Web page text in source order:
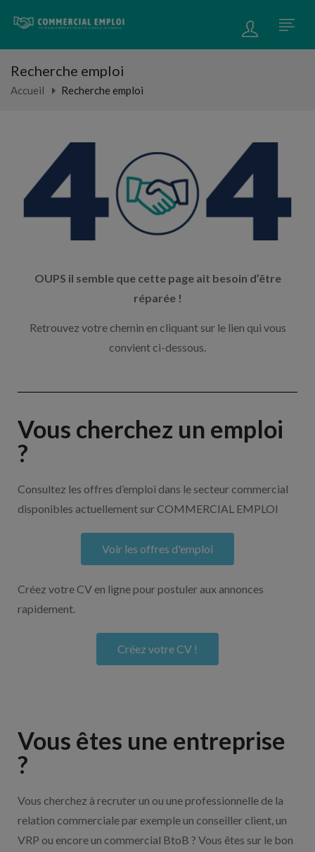
Recherche emploi
Accueil Recherche emploi
OUPS il semble que cette page ait besoin d’être
réparée !
Retrouvez votre chemin en cliquant sur le lien qui vous
convient ci-dessous.
Vous cherchez un emploi
?
Consultez les offres d’emploi dans le secteur commercial
disponibles actuellement sur COMMERCIAL EMPLOI
Voir les offres d'emploi
Créez votre CV en ligne pour postuler aux annonces
rapidement.
Créez votre CV !
Vous êtes une entreprise
?
Vous cherchez à recruter un ou une professionnelle de la
relation commerciale par exemple un conseiller client, un
VRP ou encore un commercial BtoB ? Vous êtes sur le bon